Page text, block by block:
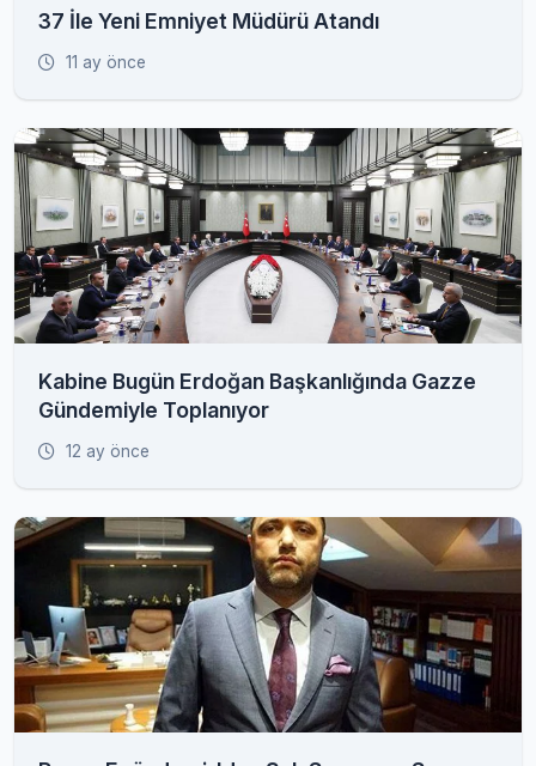
37 İle Yeni Emniyet Müdürü Atandı
11 ay önce
Kabine Bugün Erdoğan Başkanlığında Gazze
Gündemiyle Toplanıyor
12 ay önce